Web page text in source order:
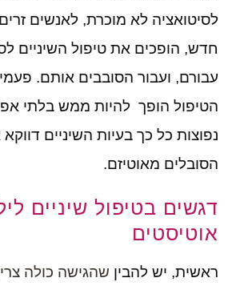
לסיטואציה לא מוכרת, לאנשים
חדש, הופכים את טיפול השיניים
עבורם, ועבור הסובבים אותם.
הטיפול הופך להיות ממש בלתי
נפוצות כל כך בעיות השיניים
הסובלים מאוטיזם.
דגשים בטיפול שיניים
אוטיסטים
ראשית, יש להבין שהגישה כולה